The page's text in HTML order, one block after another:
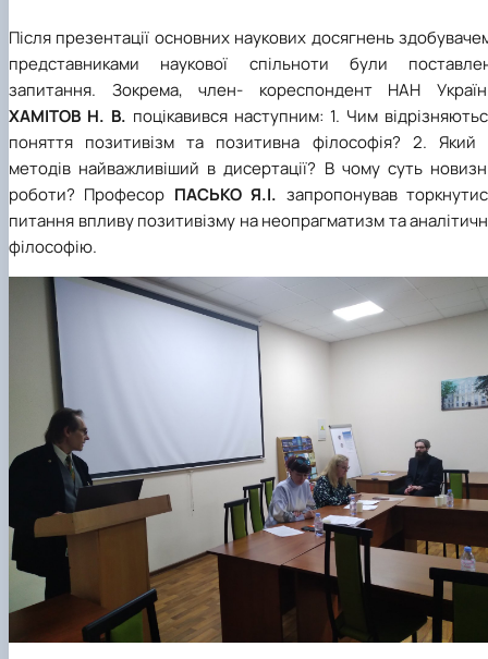
Після презентації основних наукових досягнень
представниками наукової спільноти були
запитання. Зокрема, член- кореспондент НАН
ХАМІТОВ Н. В. поцікавився наступним: 1. Чим
поняття позитивізм та позитивна філософія? 2. Який
методів найважливіший в дисертації? В чому суть
роботи? Професор ПАСЬКО Я.І. запропонував
питання впливу позитивізму на неопрагматизм та
філософію.